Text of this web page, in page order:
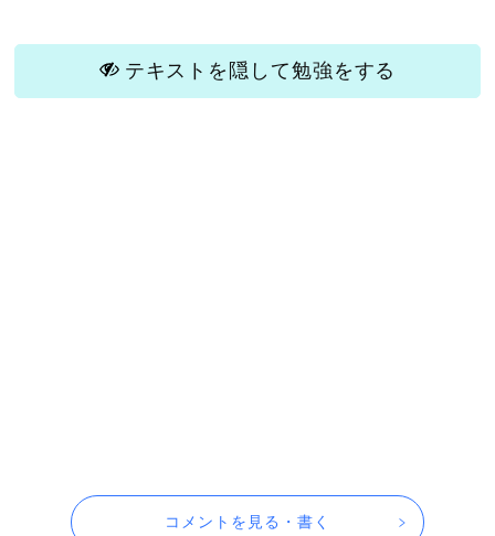
テキストを隠して勉強をする
コメントを見る・書く